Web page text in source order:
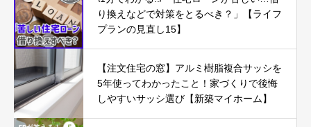
り換えなどで対策をとるべき？」【ライフ
プランの見直し15】
【注文住宅の窓】アルミ樹脂複合サッシを
5年使ってわかったこと！家づくりで後悔
しやすいサッシ選び【新築マイホーム】